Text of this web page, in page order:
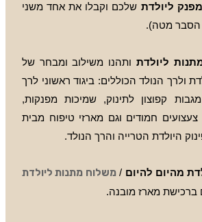
ליולדת שלכם וקבלו את אחד משני
הסבר מטה).
ליולדת ותהנו משילוב ומבחר של
ולרך הנולד הכוללים: ביגוד ראשוני לרך
קפוצון לתינוק, שמיכות מפנקות,
חמודים וגם מארזי טיפוח מבית
היולדת הטרייה והרך הנולד.
מהיום להיום /משלוח מתנות ליולדת
ברכישת מארז מובנה.